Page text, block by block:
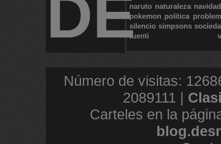
DEnaruto naturaleza navidad
pokemon politica
silencio simpsons
tuenti
Número de visitas:
2089111 |
Carteles en la